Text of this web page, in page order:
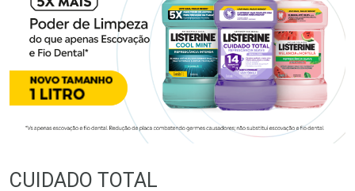
CUIDADO TOTAL